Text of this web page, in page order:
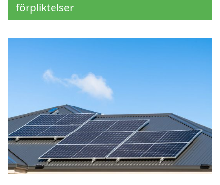
förpliktelser